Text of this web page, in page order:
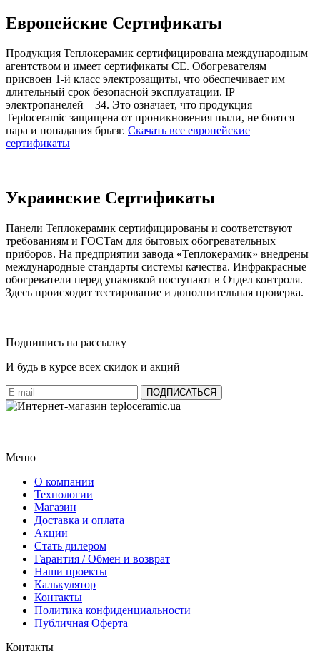
Европейские Сертификаты
Продукция Теплокерамик сертифицирована международным
агентством и имеет сертификаты CE. Обогревателям
присвоен 1-й класс электрозащиты, что обеспечивает им
длительный срок безопасной эксплуатации. IP
электропанелей – 34. Это означает, что продукция
Teploceramic защищена от проникновения пыли, не боится
пара и попадания брызг. Скачать все европейские
сертификаты
Украинские Сертификаты
Панели Теплокерамик сертифицированы и соответствуют
требованиям и ГОСТам для бытовых обогревательных
приборов. На предприятии завода «Теплокерамик» внедрены
международные стандарты системы качества. Инфракрасные
обогреватели перед упаковкой поступают в Отдел контроля.
Здесь происходит тестирование и дополнительная проверка.
Подпишись на рассылку
И будь в курсе всех скидок и акций
Меню
О компании
Технологии
Магазин
Доставка и оплата
Акции
Стать дилером
Гарантия / Обмен и возврат
Наши проекты
Калькулятор
Контакты
Политика конфиденциальности
Публичная Оферта
Контакты